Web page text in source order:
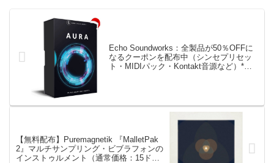
Echo Soundworks：全製品が50％OFFに
なるクーポンを配布中（シンセプリセッ
ト・MIDIパック・Kontakt音源など）*サ
【無料配布】Puremagnetik 『MalletPak
2』マルチサンプリング・ビブラフォンの
インストゥルメント（通常価格：15ド